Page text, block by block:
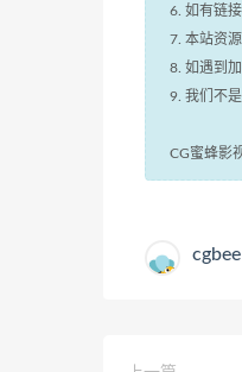
6. 如有链
7. 本站资
8. 如遇到
9. 我们不
CG蜜蜂影
cgbee